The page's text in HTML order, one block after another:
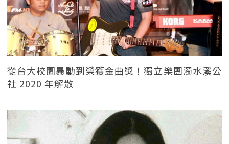
從台大校園暴動到榮獲金曲獎！獨立樂團濁水溪公
社 2020 年解散